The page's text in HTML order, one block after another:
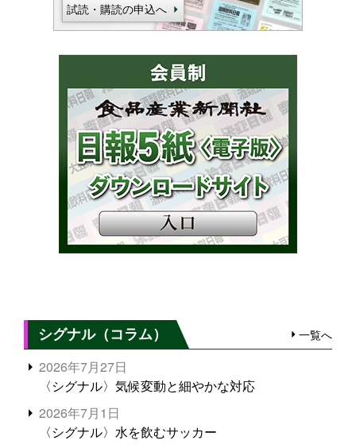
試読・購読の申込へ
シグナル（コラム） 一覧へ
2026年7月27日
〈シグナル〉気候変動と細やかな対応
2026年7月1日
〈シグナル〉水を飲むサッカー